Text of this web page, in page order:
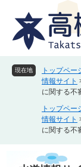
現在地 トップペー
情報サイト
に関する不
トップペー
情報サイト
に関する不